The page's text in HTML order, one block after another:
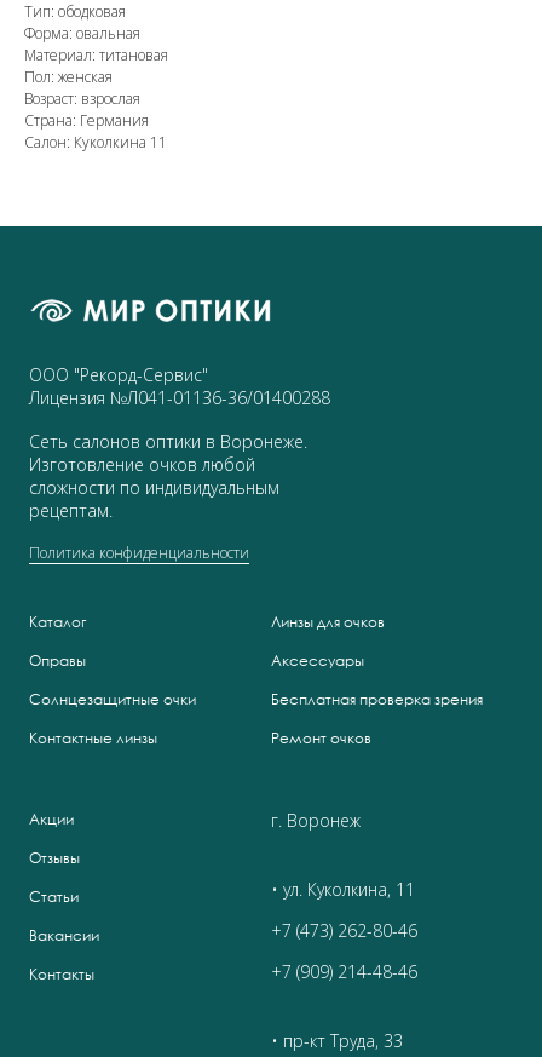
Тип: ободковая
Форма: овальная
Материал: титановая
Пол: женская
Возраст: взрослая
Страна: Германия
Салон: Куколкина 11
ООО "Рекорд-Сервис"
Лицензия №Л041-01136-36/01400288
Сеть салонов оптики в Воронеже.
Изготовление очков любой
сложности по индивидуальным
рецептам.
Политика конфиденциальности
Каталог
Оправы
Солнцезащитные очки
Контактные линзы
Линзы для очков
Аксессуары
Бесплатная проверка зрения
Ремонт очков
Акции
Отзывы
Статьи
Вакансии
Контакты
г. Воронеж
• ул. Куколкина, 11
+7 (473) 262-80-46
+7 (909) 214-48-46
• пр-кт Труда, 33